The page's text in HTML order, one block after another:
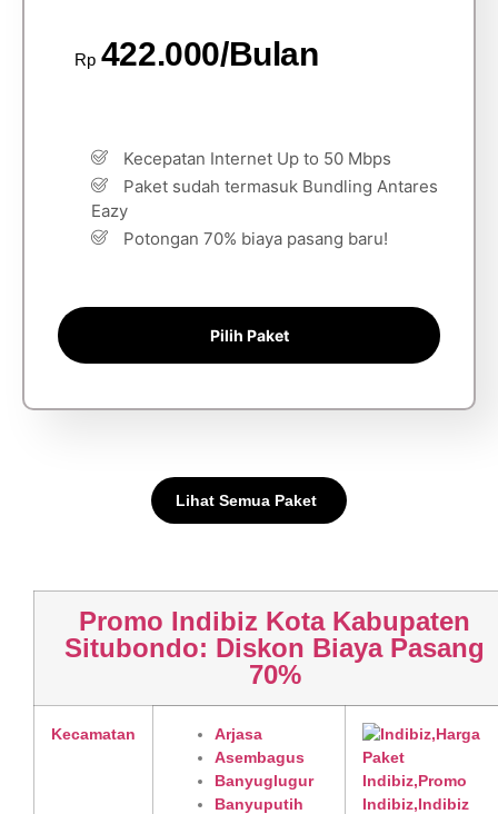
Rp 422.000/Bulan
Kecepatan Internet Up to 50 Mbps
Paket sudah termasuk Bundling Antares
Eazy
Potongan 70% biaya pasang baru!
Pilih Paket
Lihat Semua Paket
Promo Indibiz Kota Kabupaten
Situbondo: Diskon Biaya Pasang
70%
Kecamatan
Arjasa
Asembagus
Banyuglugur
Banyuputih